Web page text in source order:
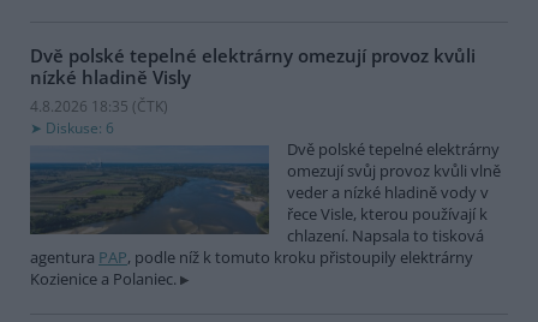
Dvě polské tepelné elektrárny omezují provoz kvůli
nízké hladině Visly
4.8.2026 18:35 (ČTK)
Diskuse: 6
Dvě polské tepelné elektrárny
omezují svůj provoz kvůli vlně
veder a nízké hladině vody v
řece Visle, kterou používají k
chlazení. Napsala to tisková
agentura PAP, podle níž k tomuto kroku přistoupily elektrárny
Kozienice a Polaniec.